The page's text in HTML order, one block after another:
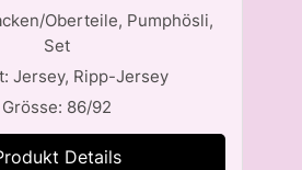
Oberteile, Pumphösli,
Set
Jersey, Ripp-Jersey
Grösse: 86/92
Details